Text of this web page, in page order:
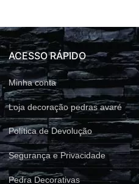
ACESSO RÁPIDO
Minha conta
Loja decoração pedras avaré
Política de Devolução
Segurança e Privacidade
Pedra Decorativas